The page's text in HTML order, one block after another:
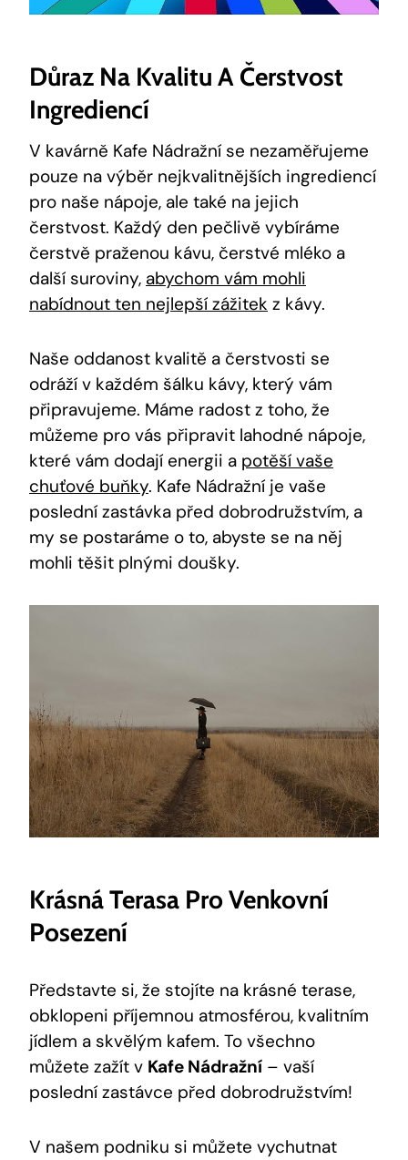
Důraz Na Kvalitu A Čerstvost
Ingrediencí
V kavárně Kafe Nádražní se nezaměřujeme
pouze na výběr nejkvalitnějších ingrediencí
pro naše nápoje, ale také na jejich
čerstvost. Každý den pečlivě vybíráme
čerstvě praženou kávu, čerstvé mléko a
další suroviny, abychom vám mohli
nabídnout ten nejlepší zážitek z kávy.
Naše oddanost kvalitě a čerstvosti se
odráží v každém šálku kávy, který vám
připravujeme. Máme radost z toho, že
můžeme pro vás připravit lahodné nápoje,
které vám dodají energii a potěší vaše
chuťové buňky. Kafe Nádražní je vaše
poslední zastávka před dobrodružstvím, a
my se postaráme o to, abyste se na něj
mohli těšit plnými doušky.
Krásná Terasa Pro Venkovní
Posezení
Představte si, že stojíte na krásné terase,
obklopeni příjemnou atmosférou, kvalitním
jídlem a skvělým kafem. To všechno
můžete zažít v Kafe Nádražní – vaší
poslední zastávce před dobrodružstvím!
V našem podniku si můžete vychutnat